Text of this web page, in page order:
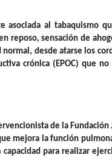
al tabaquismo
reposo, sensación de
desde atarse los
crónica (EPOC) que
de la Fundación
mejora la función
para realizar